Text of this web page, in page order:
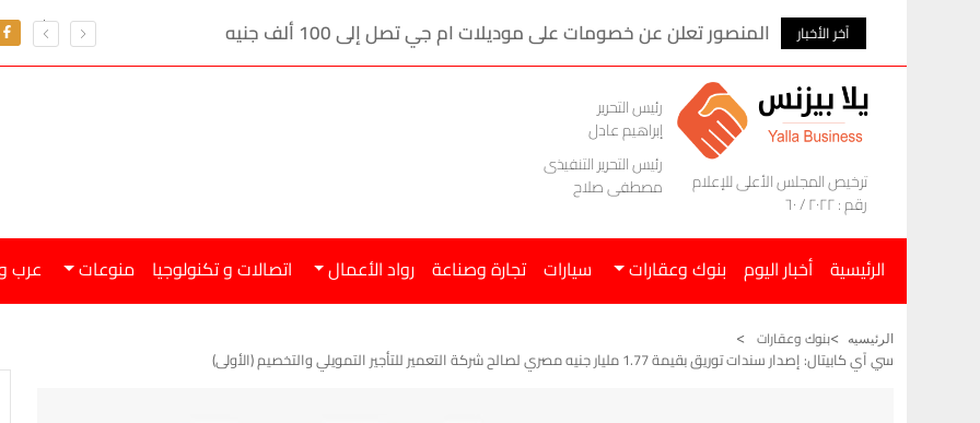
آخر الأخبار المنصور تعلن عن خصومات على موديلات ام جي تصل إلى 100 ألف جنيه
ترخيص المجلس الأعلى للإعلام
رقم : ٢٠٢٢ / ٦٠
رئيس التحرير
إبراهيم عادل
رئيس التحرير التنفيذى
مصطفى صلاح
الرئيسية أخبار اليوم بنوك وعقارات سيارات تجارة وصناعة رواد الأعمال اتصالات و تكنولوجيا منوعات عرب
الرئيسيه بنوك وعقارات
سي آي كابيتال: إصدار سندات توريق بقيمة 1.77 مليار جنيه مصري لصالح شركة التعمير للتأجير التمويلي والتخصيم (الأولى)